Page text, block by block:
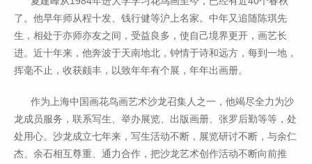
了。他早年师从程十发、钱行健等沪上名家。中年又追随陈琪先
生，相处于亦师亦友之间，受益良多，使自己境界更开，画艺长
进。近十年来，他奔波于天南地北，钟情于诗和远方，每到一地，
挥毫不止，收获颇丰，以致年年有个展，年年出画册。
作为上海中国画花鸟画艺术沙龙召集人之一，他竭尽全力为沙
龙成员服务，联系写生、举办展览、出版画册、张罗后勤等等，处
处用心。沙龙成立七年来，写生活动不断，展览研讨不断，与余仁
杰、余石相互尊重、通力合作，把沙龙艺术创作活动不断向前推